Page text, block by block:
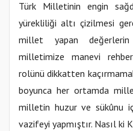
Türk Milletinin engin
yürekliliği altı çizilmesi
millet yapan
milletimize manevi
rolünü dikkatten
boyunca her ortamda
milletin huzur ve sükûnu
vazifeyi yapmıştır. Nasıl ki